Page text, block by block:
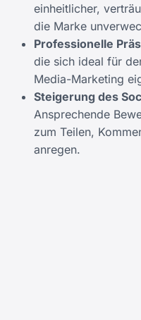
einheitlicher,
die Marke
Professionelle
die sich ideal für
Media-Marketing
Steigerung des
Ansprechende
zum Teilen,
anregen.